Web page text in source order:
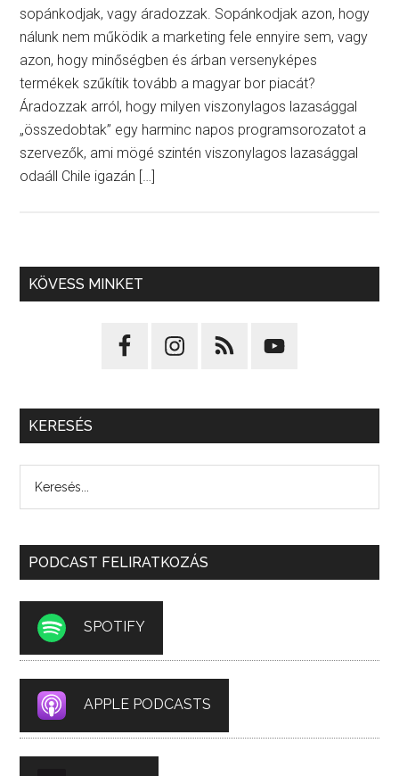
sopánkodjak, vagy áradozzak. Sopánkodjak azon, hogy
nálunk nem működik a marketing fele ennyire sem, vagy
azon, hogy minőségben és árban versenyképes
termékek szűkítik tovább a magyar bor piacát?
Áradozzak arról, hogy milyen viszonylagos lazasággal
„összedobtak” egy harminc napos programsorozatot a
szervezők, ami mögé szintén viszonylagos lazasággal
odaáll Chile igazán […]
KÖVESS MINKET
KERESÉS
PODCAST FELIRATKOZÁS
SPOTIFY
APPLE PODCASTS